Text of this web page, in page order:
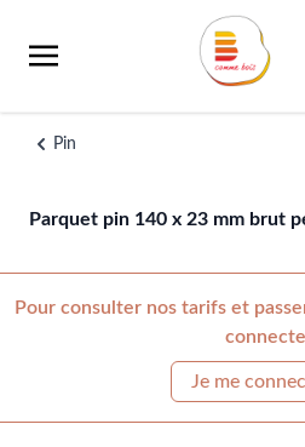
Pin
Parquet pin 140 x 23 mm brut
Pour consulter nos tarifs et
Je me